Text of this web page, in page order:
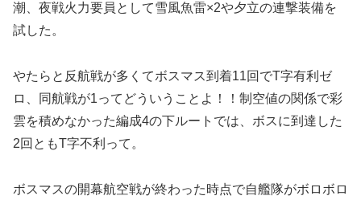
潮、夜戦火力要員として雪風魚雷×2や夕立の連撃装備を
試した。
やたらと反航戦が多くてボスマス到着11回でT字有利ゼ
ロ、同航戦が1ってどういうことよ！！制空値の関係で彩
雲を積めなかった編成4の下ルートでは、ボスに到達した
2回ともT字不利って。
ボスマスの開幕航空戦が終わった時点で自艦隊がボロボロ